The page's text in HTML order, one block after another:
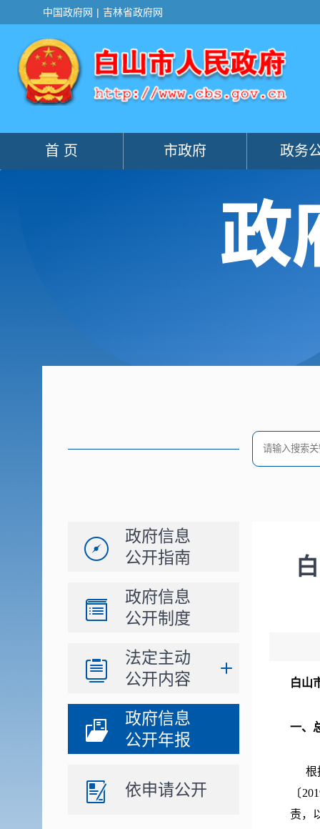
政府信息
公开指南
政府信息
公开制度
法定主动
公开内容
政府信息
公开年报
依申请公开
白山
一、
根
〔
责，